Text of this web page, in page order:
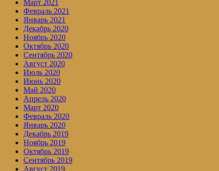
Март 2021
Февраль 2021
Январь 2021
Декабрь 2020
Ноябрь 2020
Октябрь 2020
Сентябрь 2020
Август 2020
Июль 2020
Июнь 2020
Май 2020
Апрель 2020
Март 2020
Февраль 2020
Январь 2020
Декабрь 2019
Ноябрь 2019
Октябрь 2019
Сентябрь 2019
Август 2019